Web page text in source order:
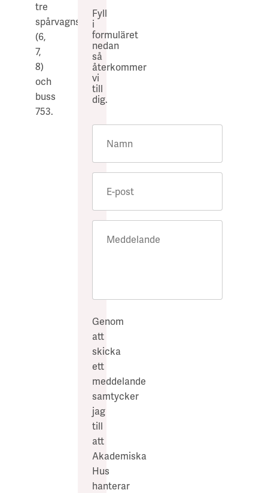
tre
spårvagnslinjer
(6,
7,
8)
och
buss
753.
Fyll
i
formuläret
nedan
så
återkommer
vi
till
dig.
Namn
E-post
Meddelande
Genom
att
skicka
ett
meddelande
samtycker
jag
till
att
Akademiska
Hus
hanterar